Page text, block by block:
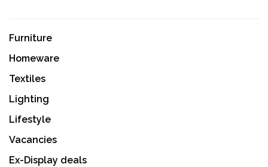
Furniture
Homeware
Textiles
Lighting
Lifestyle
Vacancies
Ex-Display deals